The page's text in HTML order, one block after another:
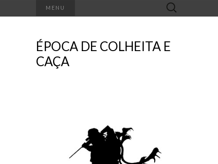
MENU
Search
for:
ÉPOCA DE COLHEITA E
CAÇA